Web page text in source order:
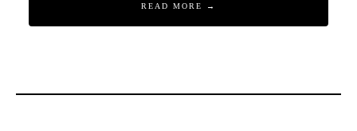
READ MORE →